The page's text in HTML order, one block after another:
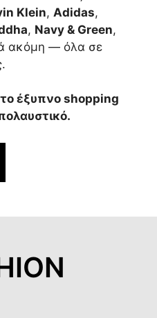
Klein, Adidas,
, Navy & Green,
ακόμη — όλα σε
το έξυπνο shopping